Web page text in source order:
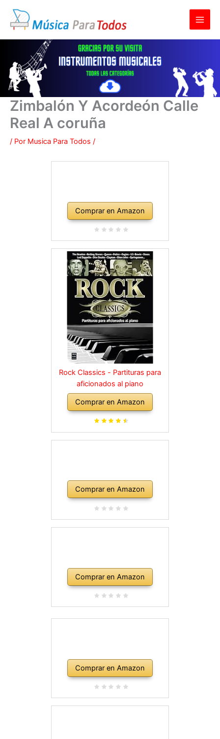
contenido
Zimbalón Y Acordeón Calle
Real A coruña
/ Por Musica Para Todos /
Comprar en Amazon
Rock Classics - Partituras para
aficionados al piano
Comprar en Amazon
Comprar en Amazon
Comprar en Amazon
Comprar en Amazon